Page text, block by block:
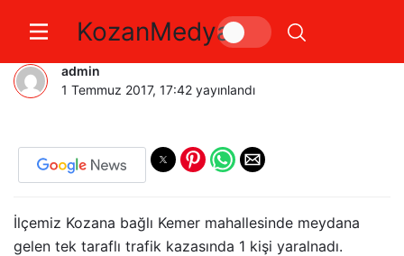
KozanMedya
Kozanda Trafik Kazası 1 Yaralı
admin
1 Temmuz 2017, 17:42 yayınlandı
İlçemiz Kozana bağlı Kemer mahallesinde meydana
gelen tek taraflı trafik kazasında 1 kişi yaralnadı.